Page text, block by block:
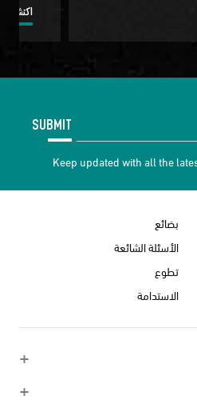
اكتشف
SUBMIT
Keep updated with all the
بضائع
الأسئلة الشائعة
تطوع
الاستدامة